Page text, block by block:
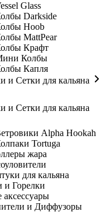
Glass
Darkside
Hoob
MattPear
Крафт
Колбы
Капля
и Сетки для кальяна
и Сетки для кальяна
Alpha Hookah
Tortuga
жара
для кальяна
и Горелки
и Диффузоры